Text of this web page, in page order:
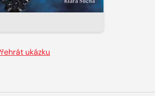
ukázku